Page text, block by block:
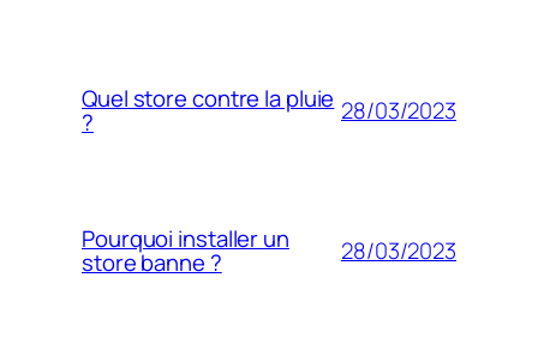
Quel store contre la pluie
? 28/03/2023
Pourquoi installer un
store banne ? 28/03/2023